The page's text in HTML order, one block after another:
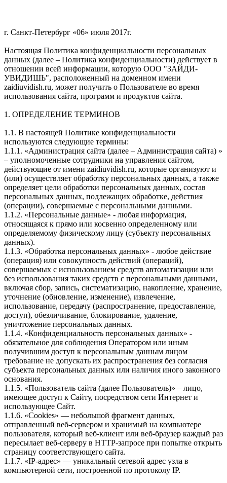
г. Санкт-Петербург «06» июля 2017г.
Настоящая Политика конфиденциальности персональных
данных (далее – Политика конфиденциальности) действует в
отношении всей информации, которую ООО "ЗАЙДИ-
УВИДИШЬ", расположенный на доменном имени
zaidiuvidish.ru, может получить о Пользователе во время
использования сайта, программ и продуктов сайта.
1. ОПРЕДЕЛЕНИЕ ТЕРМИНОВ
1.1. В настоящей Политике конфиденциальности
используются следующие термины:
1.1.1. «Администрация сайта (далее – Администрация сайта) »
– уполномоченные сотрудники на управления сайтом,
действующие от имени zaidiuvidish.ru, которые организуют и
(или) осуществляет обработку персональных данных, а также
определяет цели обработки персональных данных, состав
персональных данных, подлежащих обработке, действия
(операции), совершаемые с персональными данными.
1.1.2. «Персональные данные» - любая информация,
относящаяся к прямо или косвенно определенному или
определяемому физическому лицу (субъекту персональных
данных).
1.1.3. «Обработка персональных данных» - любое действие
(операция) или совокупность действий (операций),
совершаемых с использованием средств автоматизации или
без использования таких средств с персональными данными,
включая сбор, запись, систематизацию, накопление, хранение,
уточнение (обновление, изменение), извлечение,
использование, передачу (распространение, предоставление,
доступ), обезличивание, блокирование, удаление,
уничтожение персональных данных.
1.1.4. «Конфиденциальность персональных данных» -
обязательное для соблюдения Оператором или иным
получившим доступ к персональным данным лицом
требование не допускать их распространения без согласия
субъекта персональных данных или наличия иного законного
основания.
1.1.5. «Пользователь сайта (далее Пользователь)» – лицо,
имеющее доступ к Сайту, посредством сети Интернет и
использующее Сайт.
1.1.6. «Cookies» — небольшой фрагмент данных,
отправленный веб-сервером и хранимый на компьютере
пользователя, который веб-клиент или веб-браузер каждый раз
пересылает веб-серверу в HTTP-запросе при попытке открыть
страницу соответствующего сайта.
1.1.7. «IP-адрес» — уникальный сетевой адрес узла в
компьютерной сети, построенной по протоколу IP.